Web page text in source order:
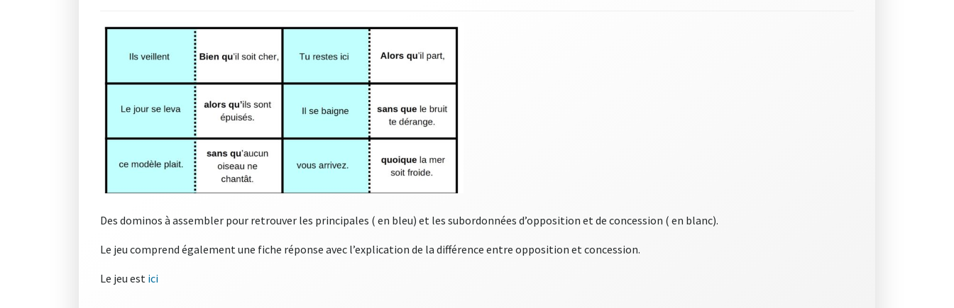
Des dominos à assembler pour retrouver les principales ( en bleu) et les subordonnées d’opposition et de concession ( en blanc).
Le jeu comprend également une fiche réponse avec l’explication de la différence entre opposition et concession.
Le jeu est ici